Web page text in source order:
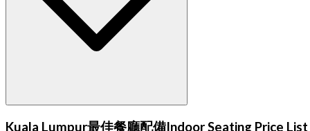
Kuala Lumpur最佳餐廳配備Indoor Seating Price List